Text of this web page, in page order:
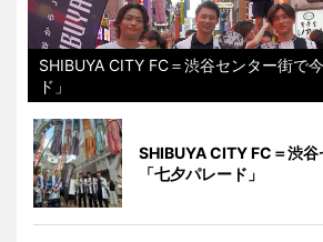
SHIBUYA CITY FC＝渋谷センター街で
ド」
SHIBUYA CITY FC＝渋
「七夕パレード」